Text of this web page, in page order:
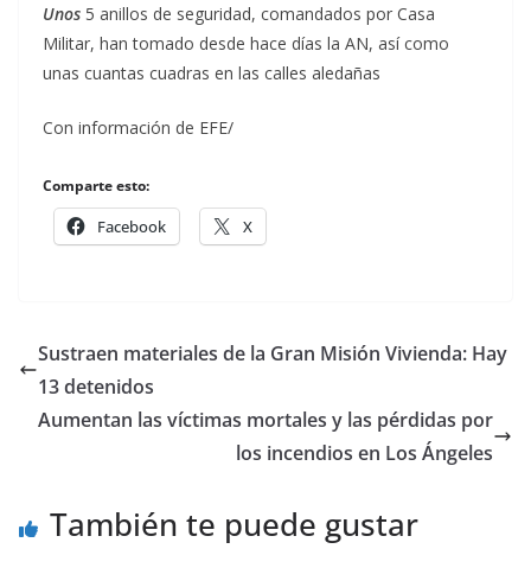
Unos 5 anillos de seguridad, comandados por Casa
Militar, han tomado desde hace días la AN, así como
unas cuantas cuadras en las calles aledañas
Con información de EFE/
Comparte esto:
Facebook X
Sustraen materiales de la Gran Misión Vivienda: Hay
13 detenidos
Aumentan las víctimas mortales y las pérdidas por
los incendios en Los Ángeles
También te puede gustar